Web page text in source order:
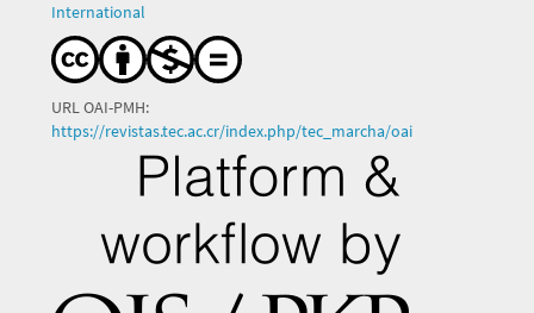
International
URL OAI-PMH:
https://revistas.tec.ac.cr/index.php/tec_marcha/oai